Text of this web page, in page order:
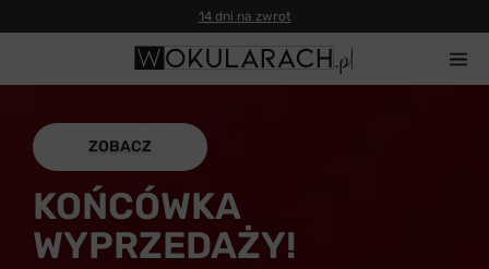
14 dni na zwrot
ZOBACZ
KOŃCÓWKA
WYPRZEDAŻY!